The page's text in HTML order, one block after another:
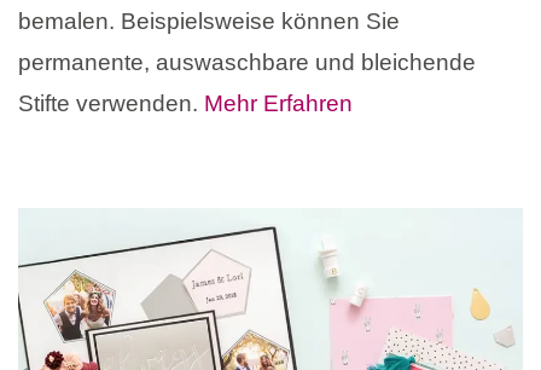
bemalen. Beispielsweise können Sie
permanente, auswaschbare und bleichende
Stifte verwenden. Mehr Erfahren